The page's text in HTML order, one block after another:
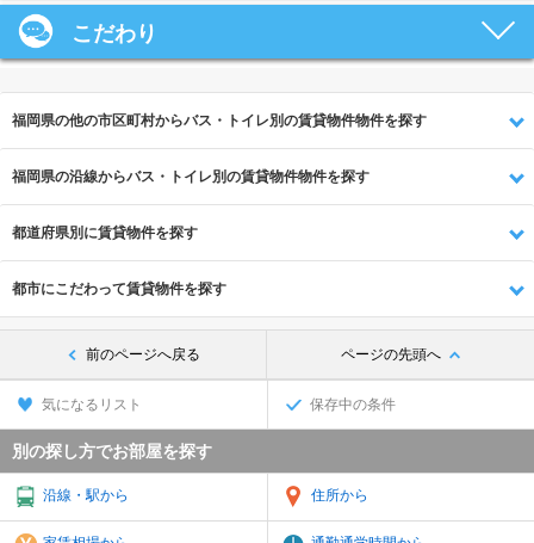
こだわり
福岡県の他の市区町村からバス・トイレ別の賃貸物件物件を探す
福岡県の沿線からバス・トイレ別の賃貸物件物件を探す
都道府県別に賃貸物件を探す
都市にこだわって賃貸物件を探す
前のページへ戻る ページの先頭へ
気になるリスト 保存中の条件
別の探し方でお部屋を探す
沿線・駅から 住所から